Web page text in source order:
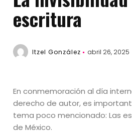
escritura
Itzel González abril 26, 2025
En conmemoración al día
derecho de autor, es
tema poco mencionado: Las
de México.